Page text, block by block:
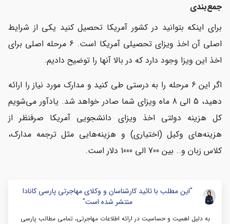
جمع‌بندی
برای اینکه بتوانید در کشور آمریکا تحصیل کنید یکی از شرایط
اصلی آن اخذ ویزای تحصیلی آمریکا است. 6 مرحله اصلی برای
اخذ این ویزا وجود دارد که در بالا آنها را توضیح دادیم.
اگر این 6 مرحله را به درستی طی کنید و مدارک مورد نیاز را ارائه
دهید، 5 الی 8 ماه ویزای شما صادر خواهد شد. یادآور می‌شویم
کل هزینه دولتی اخذ ویزای دانشجویی آمریکا صرفنظر از
هزینه‌های وکیل (اختیاری) و هزینه‌هایی مثل ترجمه مدارک،
کلاس زبان و.. بین 700 الی 1000 دلار است.
"این مطلب با تائید کارشناسان و وکلای مهاجرتی پارسی کانادا
منتشر شده است"
به دلیل اهمیت و حساسیت در ارائه اطلاعات مهاجرتی، تمامی مطالب پارسی